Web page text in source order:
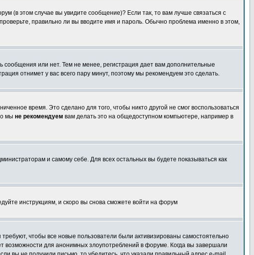
(в этом случае вы увидите сообщение)? Если так, то вам лучше связаться с
правильно ли вы вводите имя и пароль. Обычно проблема именно в этом,
сообщения или нет. Тем не менее, регистрация дает вам дополнительные
отнимет у вас всего пару минут, поэтому мы рекомендуем это сделать.
время. Это сделано для того, чтобы никто другой не смог воспользоваться
мы не рекомендуем вам делать это на общедоступном компьютере, например в
и самому себе. Для всех остальных вы будете показываться как
инструкциям, и скоро вы снова сможете войти на форум
чтобы все новые пользователи были активизированы самостоятельно
возможности для анонимных злоупотреблений в форуме. Когда вы завершали